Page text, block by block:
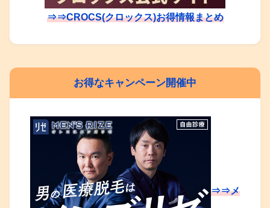
⇒⇒CROCS(クロックス)お得情報まとめ
お得なキャンペーン開催中
⇒⇒メ